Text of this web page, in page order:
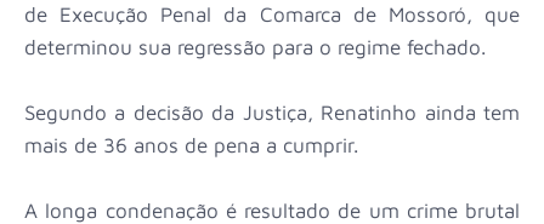
de Execução Penal da Comarca de Mossoró, que
determinou sua regressão para o regime fechado.
Segundo a decisão da Justiça, Renatinho ainda tem
mais de 36 anos de pena a cumprir.
A longa condenação é resultado de um crime brutal